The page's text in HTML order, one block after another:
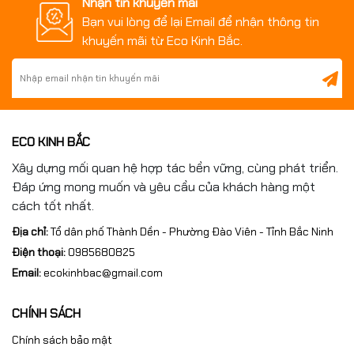
3. Ưu điểm nổi bật củabàn máp
Granite có cấu trúc tinh thể ổn định,
thời gian, giúp bàn máp giữ được độ phẳng lâu dài – yếu tố
Bạn vui lòng để lại Email để nhận thông tin
khuyến mãi từ Eco Kinh Bắc.
ECO KINH BẮC
Xây dựng mối quan hệ hợp tác bền vững, cùng phát triển.
Đáp ứng mong muốn và yêu cầu của khách hàng một
cách tốt nhất.
Địa chỉ:Tổ dân phố Thành Dền - Phường Đào Viên - Tỉnh Bắc Ninh
Điện thoại:0985680825
Email:ecokinhbac@gmail.com
CHÍNH SÁCH
Chính sách bảo mật